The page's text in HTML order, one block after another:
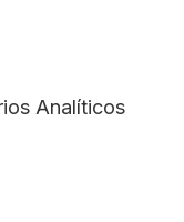
Analíticos